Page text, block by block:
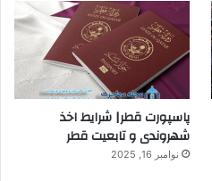
پاسپورت قطر| شرایط اخذ
شهروندی و تابعیت قطر
نوامبر 16, 2025